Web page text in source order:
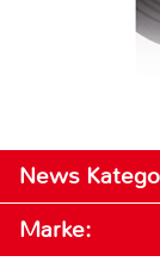
News
Marke: